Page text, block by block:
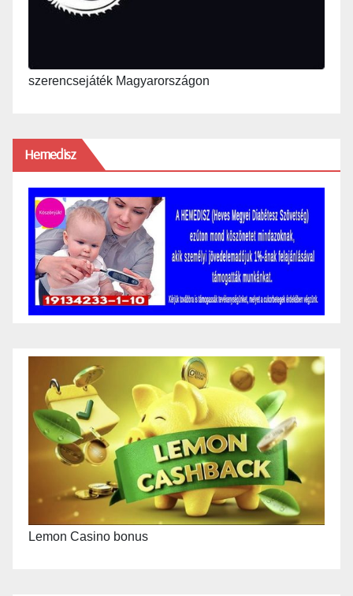
szerencsejáték Magyarországon
Hemedisz
Lemon Casino bonus